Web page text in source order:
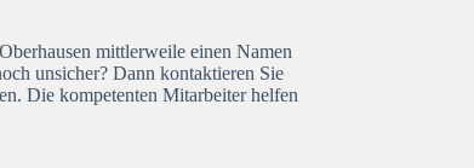
mittlerweile einen Namen
unsicher? Dann kontaktieren Sie
Die kompetenten Mitarbeiter helfen